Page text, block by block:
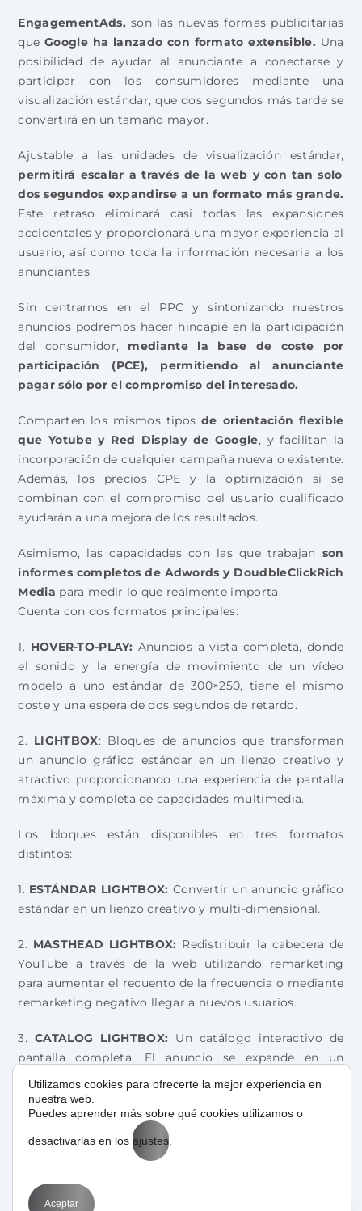
EngagementAds,son las nuevas formas publicitarias
queGoogle ha lanzado con formato extensible.Una
posibilidad de ayudar al anunciante a conectarse y
participar con los consumidores mediante una
visualización estándar, que dos segundos más tarde se
convertirá en un tamaño mayor.
Ajustable a las unidades de visualización estándar,
permitirá escalar a través de la web y con tan solo
dos segundos expandirse a un formato más grande.
Este retraso eliminará casi todas las expansiones
accidentales y proporcionará una mayor experiencia al
usuario, así como toda la información necesaria a los
anunciantes.
Sin centrarnos en el PPC y sintonizando nuestros
anuncios podremos hacer hincapié en la participación
del consumidor, mediante la base de coste por
participación (PCE), permitiendo al anunciante
pagar sólo por el compromiso del interesado.
Comparten los mismos tiposde orientación flexible
que Yotube y Red Display de Google, y facilitan la
incorporación de cualquier campaña nueva o existente.
Además, los precios CPE y la optimización si se
combinan con el compromiso del usuario cualificado
ayudarán a una mejora de los resultados.
Asimismo, las capacidades con las que trabajan son
informes completos de Adwords y DoudbleClickRich
Media para medir lo que realmente importa.
Cuenta con dos formatos principales:
1. HOVER-TO-PLAY: Anuncios a vista completa, donde
el sonido y la energía de movimiento de un vídeo
modelo a uno estándar de 300×250, tiene el mismo
coste y una espera de dos segundos de retardo.
2. LIGHTBOX: Bloques de anuncios que transforman
un anuncio gráfico estándar en un lienzo creativo y
atractivo proporcionando una experiencia de pantalla
máxima y completa de capacidades multimedia.
Los bloques están disponibles en tres formatos
distintos:
1. ESTÁNDAR LIGHTBOX: Convertir un anuncio gráfico
estándar en un lienzo creativo y multi-dimensional.
2. MASTHEAD LIGHTBOX: Redistribuir la cabecera de
YouTube a través de la web utilizando remarketing
para aumentar el recuento de la frecuencia o mediante
remarketing negativo llegar a nuevos usuarios.
3. CATALOG LIGHTBOX: Un catálogo interactivo de
pantalla completa. El anuncio se expande en un
catálogo de Google, donde los interesados pueden
buscar, percibir detalles del producto y adquirir
artículos.
Utilizamos cookies para ofrecerte la mejor experiencia en
nuestra web.
Puedes aprender más sobre qué cookies utilizamos o
desactivarlas en los ajustes
Aceptar